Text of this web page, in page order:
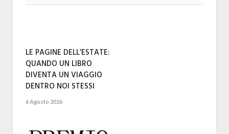
LE PAGINE DELL’ESTATE:
QUANDO UN LIBRO
DIVENTA UN VIAGGIO
DENTRO NOI STESSI
6 Agosto 2026